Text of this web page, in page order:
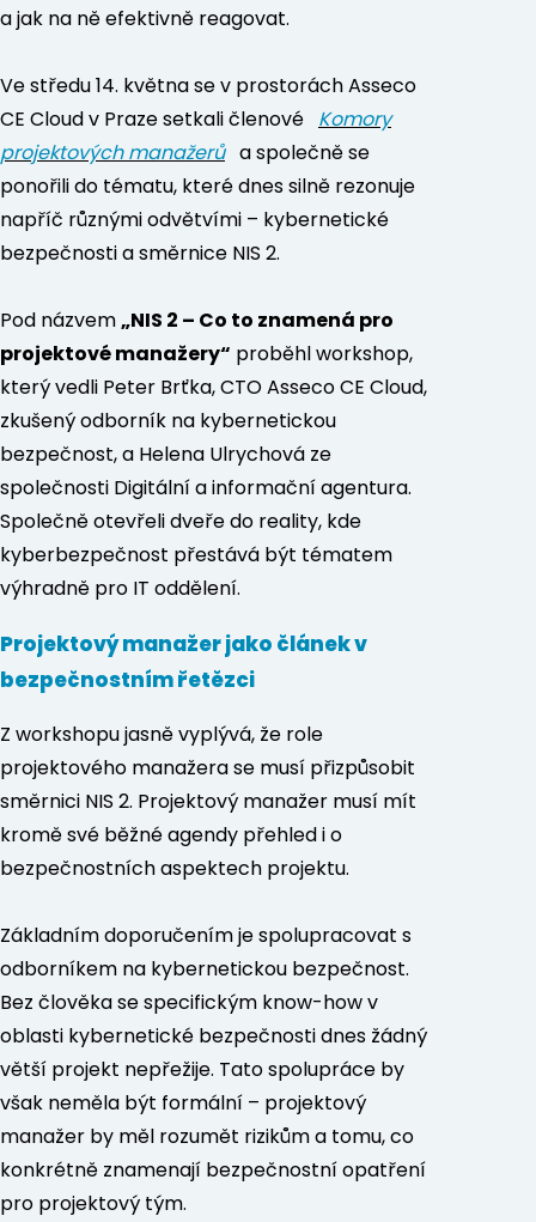
a jak na ně efektivně reagovat.
Ve středu 14. května se v prostorách Asseco
CE Cloud v Praze setkali členové Komory
projektových manažerů a společně se
ponořili do tématu, které dnes silně rezonuje
napříč různými odvětvími – kybernetické
bezpečnosti a směrnice NIS 2.
Pod názvem„NIS 2 – Co to znamená pro
projektové manažery“ proběhl workshop,
který vedli Peter Brťka, CTO Asseco CE Cloud,
zkušený odborník na kybernetickou
bezpečnost, a Helena Ulrychová ze
společnosti Digitální a informační agentura.
Společně otevřeli dveře do reality, kde
kyberbezpečnost přestává být tématem
výhradně pro IT oddělení.
Projektový manažer jako článek v
bezpečnostním řetězci
Z workshopu jasně vyplývá, že role
projektového manažera se musí přizpůsobit
směrnici NIS 2. Projektový manažer musí mít
kromě své běžné agendy přehled i o
bezpečnostních aspektech projektu.
Základním doporučením je spolupracovat s
odborníkem na kybernetickou bezpečnost.
Bez člověka se specifickým know-how v
oblasti kybernetické bezpečnosti dnes žádný
větší projekt nepřežije. Tato spolupráce by
však neměla být formální – projektový
manažer by měl rozumět rizikům a tomu, co
konkrétně znamenají bezpečnostní opatření
pro projektový tým.